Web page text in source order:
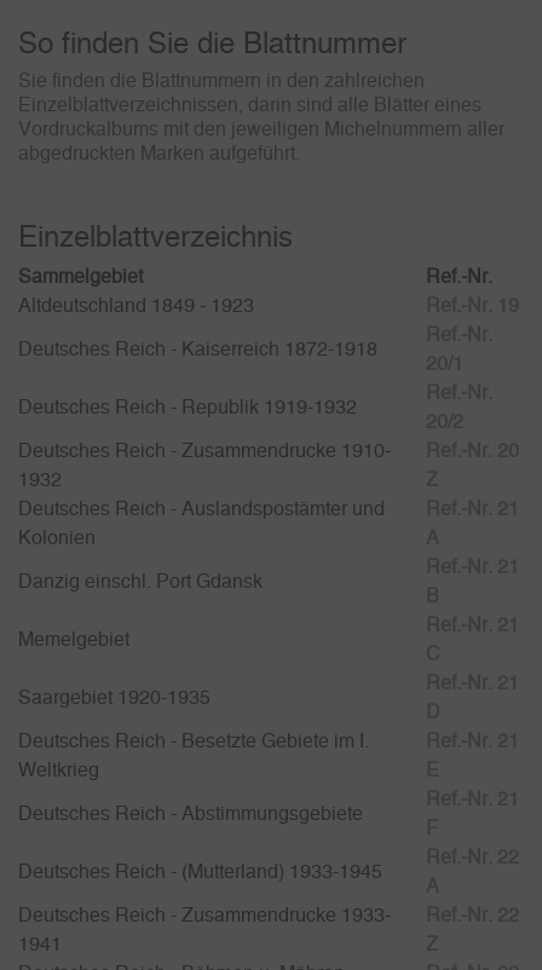
So finden Sie die Blattnummer
Sie finden die Blattnummern in den zahlreichen
Einzelblattverzeichnissen, darin sind alle Blätter eines
Vordruckalbums mit den jeweiligen Michelnummern aller
abgedruckten Marken aufgeführt.
Einzelblattverzeichnis
Sammelgebiet
Ref.-Nr.
Altdeutschland 1849 - 1923
Deutsches Reich - Kaiserreich 1872-1918
Deutsches Reich - Republik 1919-1932
Deutsches Reich - Zusammendrucke 1910-
1932
Deutsches Reich - Auslandspostämter und
Kolonien
Danzig einschl. Port Gdansk
Memelgebiet
Saargebiet 1920-1935
Deutsches Reich - Besetzte Gebiete im I.
Weltkrieg
Deutsches Reich - Abstimmungsgebiete
Deutsches Reich - (Mutterland) 1933-1945
Deutsches Reich - Zusammendrucke 1933-
1941